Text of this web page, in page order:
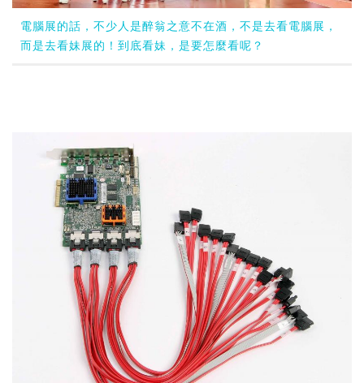
電腦展的話，不少人是醉翁之意不在酒，不是去看電腦展，
而是去看妹展的！到底看妹，是要怎麼看呢？